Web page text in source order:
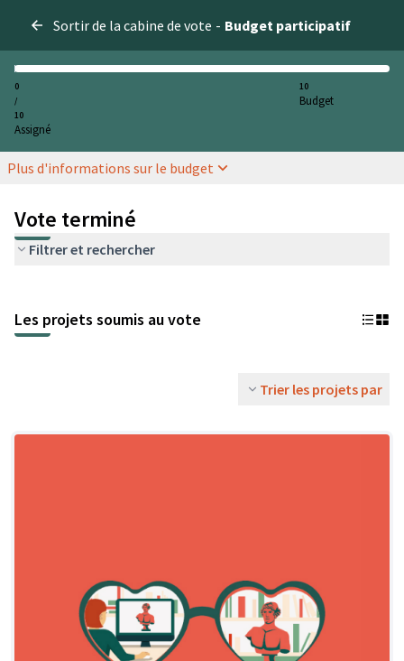
Sortir de la cabine de vote - Budget participatif
0
/
10
Assigné
10
Budget
Plus d'informations sur le budget
Vote terminé
Filtrer et rechercher
Les projets soumis au vote
Trier les projets par